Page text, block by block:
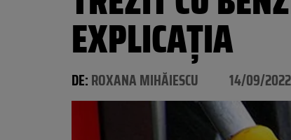
EXPLICAȚIA
DE:ROXANA MIHĂIESCU 14/09/